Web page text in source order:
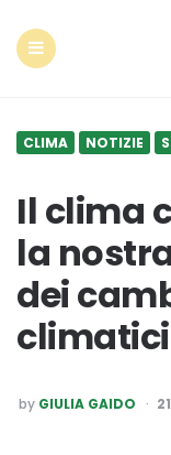
CLIMA NOTIZIE
Il clima
la
dei
POSTED
BY
by GIULIA GAIDO